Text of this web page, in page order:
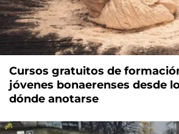
Cursos gratuitos de
jóvenes bonaerenses desde
dónde anotarse